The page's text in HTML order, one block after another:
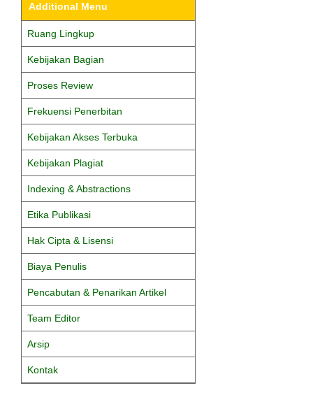
Additional Menu
Ruang Lingkup
Kebijakan Bagian
Proses Review
Frekuensi Penerbitan
Kebijakan Akses Terbuka
Kebijakan Plagiat
Indexing & Abstractions
Etika Publikasi
Hak Cipta & Lisensi
Biaya Penulis
Pencabutan & Penarikan Artikel
Team Editor
Arsip
Kontak